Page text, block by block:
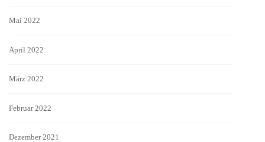
Mai 2022
April 2022
März 2022
Februar 2022
Dezember 2021